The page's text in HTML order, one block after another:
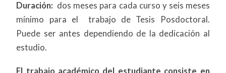
Duración: dos meses para cada curso y seis meses
mínimo para el trabajo de Tesis Posdoctoral.
Puede ser antes dependiendo de la dedicación al
estudio.